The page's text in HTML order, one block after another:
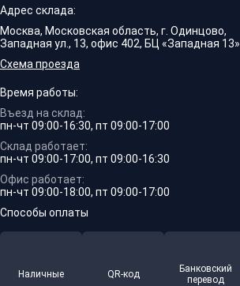
Адрес склада:
Москва, Московская область, г. Одинцово,
Западная ул., 13, офис 402, БЦ «Западная 13».
Схема проезда
Время работы:
Въезд на склад:
пн-чт 09:00-16:30, пт 09:00-17:00
Склад работает:
пн-чт 09:00-17:00, пт 09:00-16:30
Офис работает:
пн-чт 09:00-18:00, пт 09:00-17:00
Способы оплаты
Наличные QR-код
Банковский
перевод